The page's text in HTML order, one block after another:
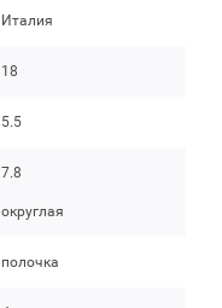
Италия
18
5.5
7.8
округлая
полочка